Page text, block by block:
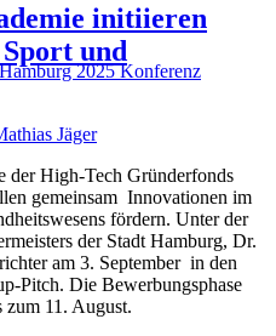
2025 Konferenz
initiieren
und
Jäger
der High-Tech Gründerfonds
gemeinsam Innovationen im
fördern. Unter der
der Stadt Hamburg, Dr.
am 3. September in den
Pitch. Die Bewerbungsphase
11. August.